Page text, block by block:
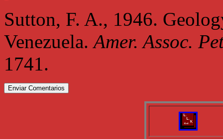
Sutton, F. A., 1946.
Venezuela.Amer. Assoc.
1741.